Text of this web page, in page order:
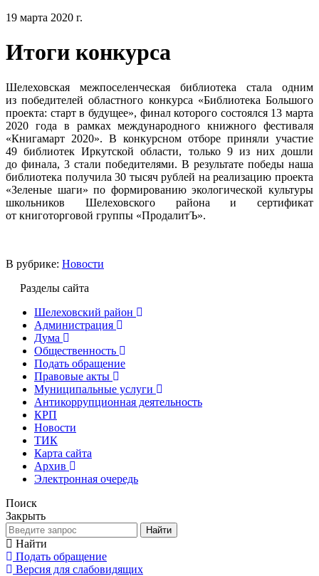
19 марта 2020 г.
Итоги конкурса
Шелеховская межпоселенческая библиотека стала одним
из победителей областного конкурса «Библиотека Большого
проекта: старт в будущее», финал которого состоялся 13 марта
2020 года в рамках международного книжного фестиваля
«Книгамарт 2020». В конкурсном отборе приняли участие
49 библиотек Иркутской области, только 9 из них дошли
до финала, 3 стали победителями. В результате победы наша
библиотека получила 30 тысяч рублей на реализацию проекта
«Зеленые шаги» по формированию экологической культуры
школьников Шелеховского района и сертификат
от книготорговой группы «ПродалитЪ».
В рубрике: Новости
Разделы сайта
Шелеховский район
Администрация
Дума
Общественность
Подать обращение
Правовые акты
Муниципальные услуги
Антикоррупционная деятельность
КРП
Новости
ТИК
Карта сайта
Архив
Электронная очередь
Поиск
Закрыть
Найти
Найти
Подать обращение
Версия для слабовидящих